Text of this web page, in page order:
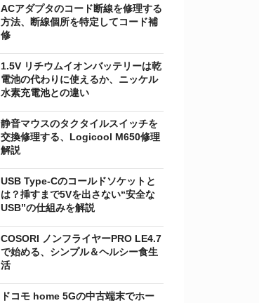
ACアダプタのコード断線を修理する
方法、断線個所を特定してコード補
修
1.5V リチウムイオンバッテリーは乾
電池の代わりに使えるか、ニッケル
水素充電池との違い
静音マウスのタクタイルスイッチを
交換修理する、Logicool M650修理
解説
USB Type-Cのコールドソケットと
は？挿すまで5Vを出さない“安全な
USB”の仕組みを解説
COSORI ノンフライヤーPRO LE4.7
で始める、シンプル＆ヘルシー食生
活
ドコモ home 5Gの中古端末でホー